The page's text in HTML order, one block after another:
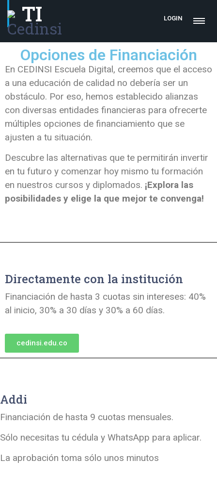
LOGIN
TI
Opciones de Financiación
En CEDINSI Escuela Digital, creemos que el acceso
a una educación de calidad no debería ser un
obstáculo. Por eso, hemos establecido alianzas
con diversas entidades financieras para ofrecerte
múltiples opciones de financiamiento que se
ajusten a tu situación.
Descubre las alternativas que te permitirán invertir
en tu futuro y comenzar hoy mismo tu formación
en nuestros cursos y diplomados. ¡Explora las
posibilidades y elige la que mejor te convenga!
Directamente con la institución
Financiación de hasta 3 cuotas sin intereses: 40%
al inicio, 30% a 30 días y 30% a 60 días.
cedinsi.edu.co
Addi
Financiación de hasta 9 cuotas mensuales.
Sólo necesitas tu cédula y WhatsApp para aplicar.
La aprobación toma sólo unos minutos